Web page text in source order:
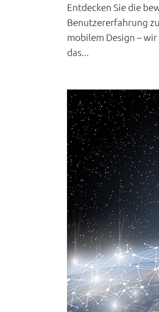
Entdecken Sie die
Benutzererfahrung
mobilem Design –
das...